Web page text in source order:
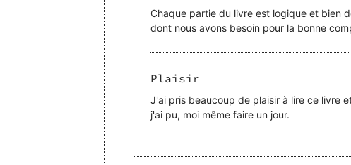
Chaque partie du livre est logique et bien
dont nous avons besoin pour la bonne
Plaisir
J'ai pris beaucoup de plaisir à lire ce livre
j'ai pu, moi même faire un jour.